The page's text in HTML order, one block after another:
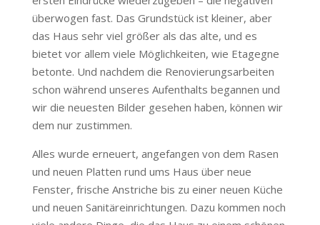
überwogen fast. Das Grundstück ist kleiner, aber
das Haus sehr viel größer als das alte, und es
bietet vor allem viele Möglichkeiten, wie Etagegne
betonte. Und nachdem die Renovierungsarbeiten
schon während unseres Aufenthalts begannen und
wir die neuesten Bilder gesehen haben, können wir
dem nur zustimmen.
Alles wurde erneuert, angefangen von dem Rasen
und neuen Platten rund ums Haus über neue
Fenster, frische Anstriche bis zu einer neuen Küche
und neuen Sanitäreinrichtungen. Dazu kommen noch